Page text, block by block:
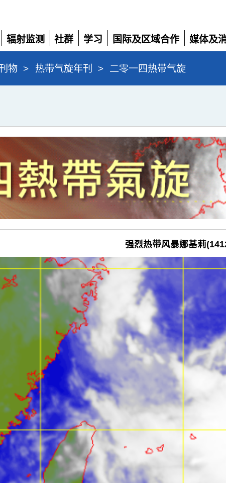
辐射监测
展
开
社群
展
开
学习
展
开
国际及区域合作
展
开
媒体及
展
物 > 热带气旋年刊 > 二零一四热带气旋
强烈热带风暴娜基莉